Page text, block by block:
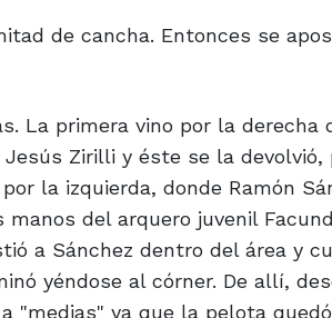
de cancha. Entonces se
La primera vino por la derecha
Zirilli y éste se la devolvió,
la izquierda, donde Ramón
del arquero juvenil
a Sánchez dentro del área y
yéndose al córner. De allí,
"medias" ya que la pelota quedó